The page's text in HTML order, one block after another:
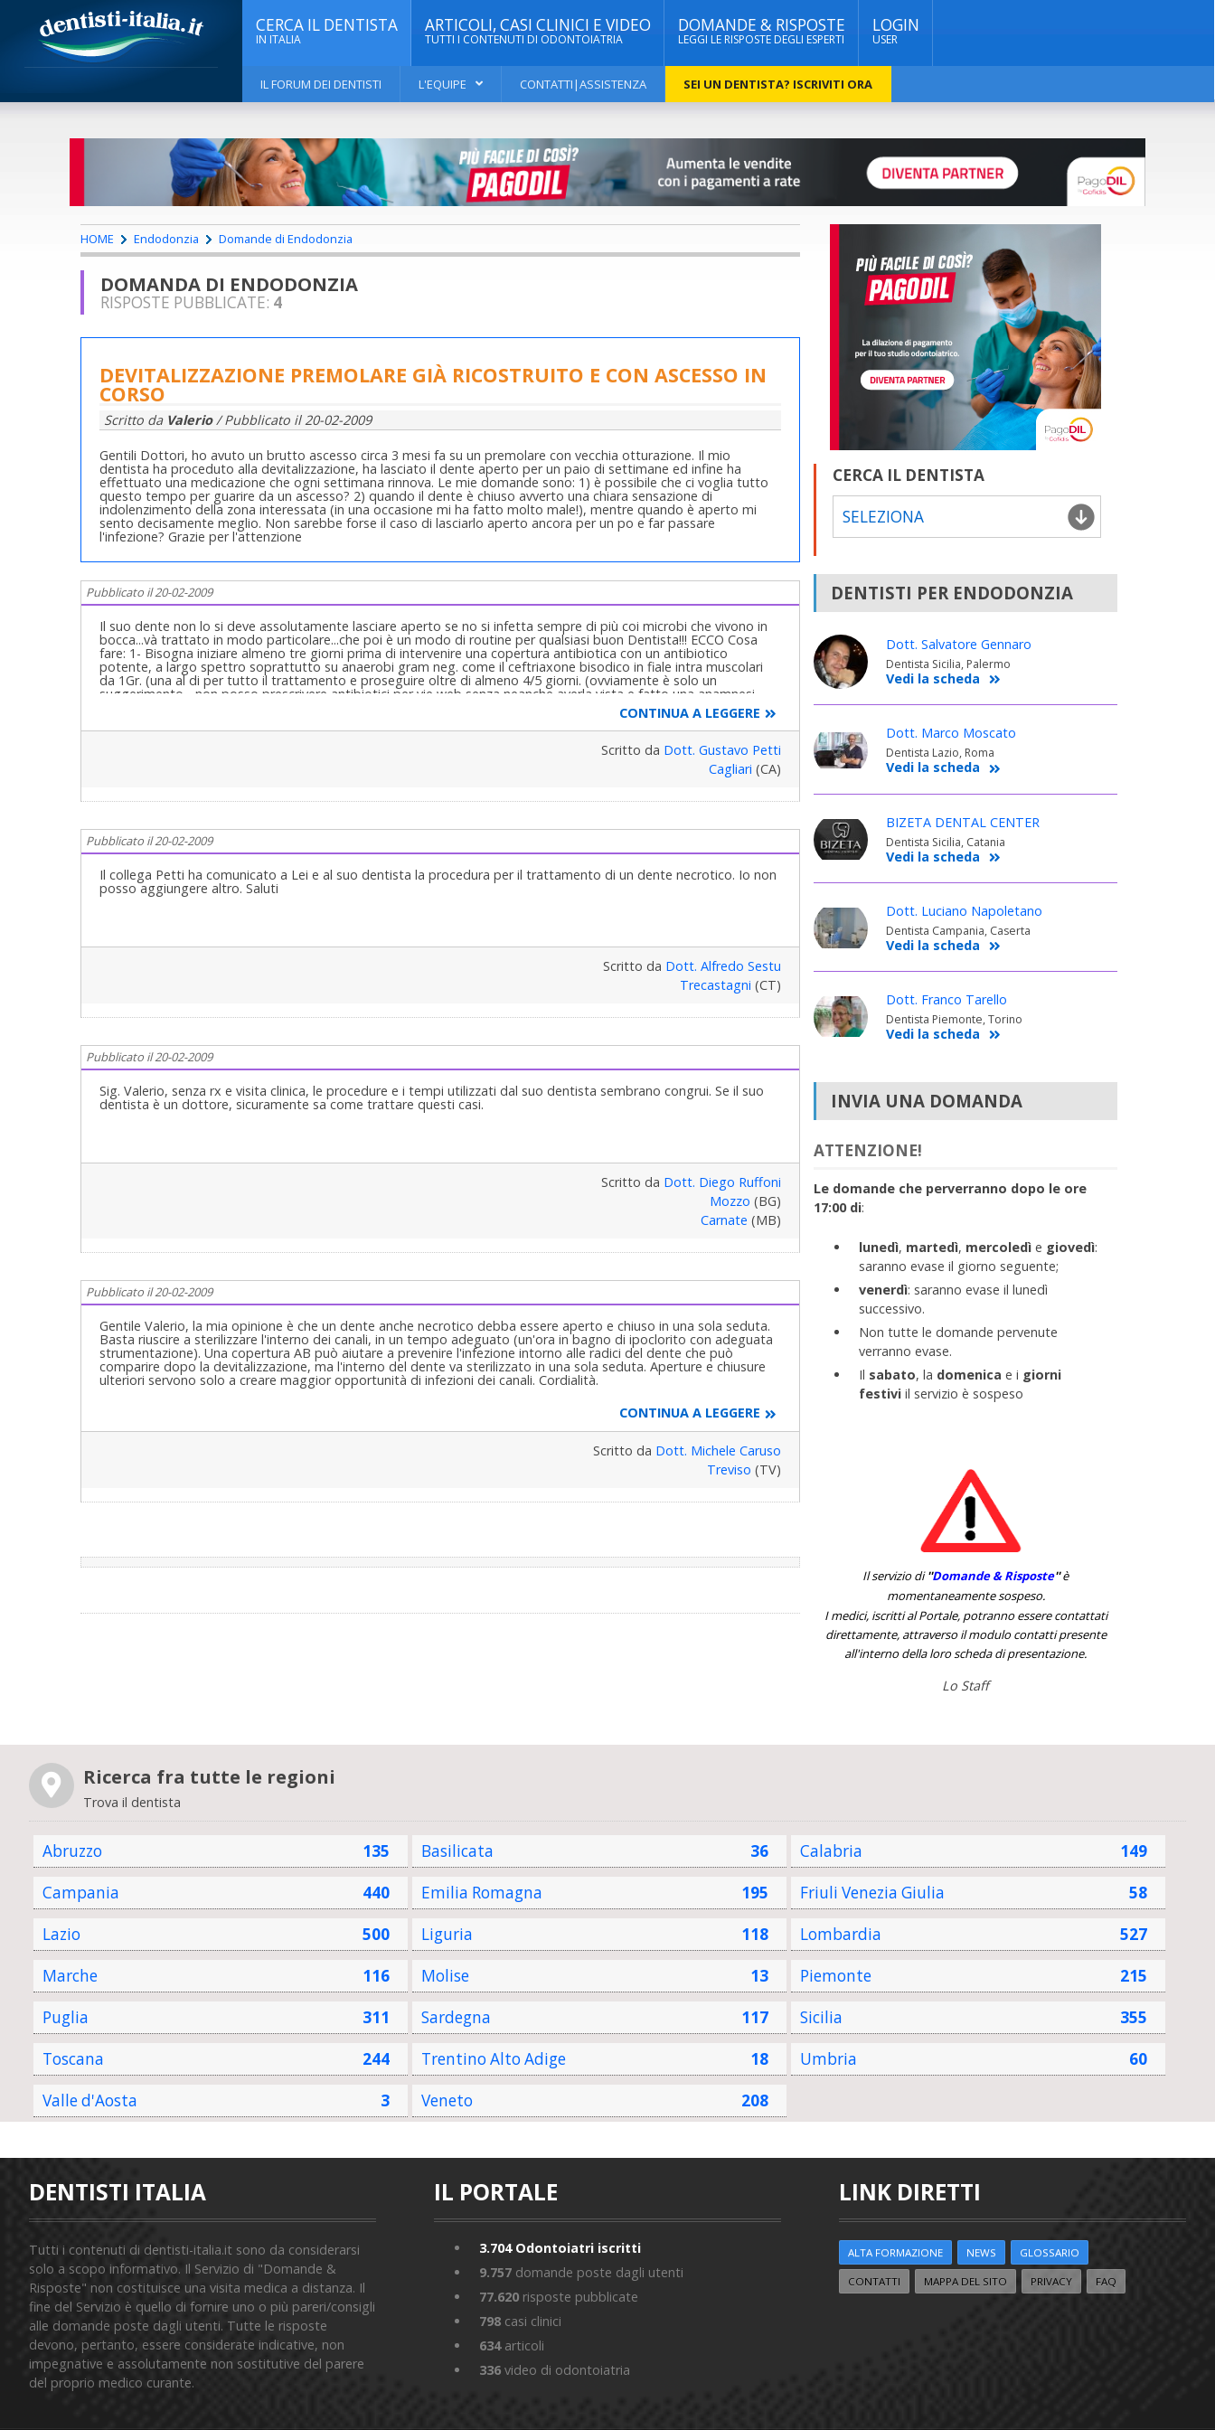
CERCA IL DENTISTA
IN ITALIA
ARTICOLI, CASI CLINICI E VIDEO
TUTTI I CONTENUTI DI ODONTOIATRIA
DOMANDE & RISPOSTE
LEGGI LE RISPOSTE DEGLI ESPERTI
LOGIN
USER
IL FORUM DEI DENTISTI L'EQUIPE CONTATTI|ASSISTENZA SEI UN DENTISTA? ISCRIVITI ORA
HOME Endodonzia Domande di Endodonzia
DOMANDA DI ENDODONZIA
RISPOSTE PUBBLICATE: 4
DEVITALIZZAZIONE PREMOLARE GIÀ RICOSTRUITO E CON ASCESSO IN
CORSO
Scritto da Valerio/ Pubblicato il20-02-2009
Gentili Dottori, ho avuto un brutto ascesso circa 3 mesi fa su un premolare con vecchia otturazione. Il mio
dentista ha proceduto alla devitalizzazione, ha lasciato il dente aperto per un paio di settimane ed infine ha
effettuato una medicazione che ogni settimana rinnova. Le mie domande sono: 1) è possibile che ci voglia tutto
questo tempo per guarire da un ascesso? 2) quando il dente è chiuso avverto una chiara sensazione di
indolenzimento della zona interessata (in una occasione mi ha fatto molto male!), mentre quando è aperto mi
sento decisamente meglio. Non sarebbe forse il caso di lasciarlo aperto ancora per un po e far passare
l'infezione? Grazie per l'attenzione
Pubblicato il 20-02-2009
Il suo dente non lo si deve assolutamente lasciare aperto se no si infetta sempre di più coi microbi che vivono in
bocca...và trattato in modo particolare...che poi è un modo di routine per qualsiasi buon Dentista!!! ECCO Cosa
fare: 1- Bisogna iniziare almeno tre giorni prima di intervenire una copertura antibiotica con un antibiotico
potente, a largo spettro soprattutto su anaerobi gram neg. come il ceftriaxone bisodico in fiale intra muscolari
da 1Gr. (una al di per tutto il trattamento e proseguire oltre di almeno 4/5 giorni. (ovviamente è solo un
suggerimento ...non posso prescrivere antibiotici per vie web senza neanche averla vista e fatto una anamnesi
accurata...lo farà il suo medico che la prenderà in cura)!!!!Faccia la prima seduta un lunedì...la seconda un Venerdì e
la terza di chiusura dei canali il Lunedì sucessivo...in modo da assumere, partendo da tre giorni prima e
terminando 4/5 giorni dopo, in tutto 14/15 Fiale da 1 Gr. (una al dì) 2- procedere alla strumentazione accurata con
lavaggi (sotto diga ovviamente) di ipoclorito neutralizzato poi da acqua ossigenata e lavaggi soprattutto prima
della chiusura provvisoria a fine seduta con prima Clorofenolocanforato, poi con lo stesso antibiotico lasciato
dentro il canale. Si chiudono poi i denti alla fine di ogni seduta con membrana osmotica per impedire la
sopravvssuti dentro che causerebbe pressione e quindi dolore! E qui finisce la prima seduta! 3- Nella seconda
e si chiude sempre con membrana osmotica... 4-infine in terza seduta si chiude il dente... Cordialmente
CONTINUA A LEGGERE
Scritto da Dott. Gustavo Petti
Cagliari (CA)
Pubblicato il 20-02-2009
Il collega Petti ha comunicato a Lei e al suo dentista la procedura per il trattamento di un dente necrotico. Io non
posso aggiungere altro. Saluti
Scritto da Dott. Alfredo Sestu
Trecastagni (CT)
Pubblicato il 20-02-2009
Sig. Valerio, senza rx e visita clinica, le procedure e i tempi utilizzati dal suo dentista sembrano congrui. Se il suo
dentista è un dottore, sicuramente sa come trattare questi casi.
Scritto da Dott. Diego Ruffoni
Mozzo (BG)
Carnate (MB)
Pubblicato il 20-02-2009
Gentile Valerio, la mia opinione è che un dente anche necrotico debba essere aperto e chiuso in una sola seduta.
Basta riuscire a sterilizzare l'interno dei canali, in un tempo adeguato (un'ora in bagno di ipoclorito con adeguata
strumentazione). Una copertura AB può aiutare a prevenire l'infezione intorno alle radici del dente che può
comparire dopo la devitalizzazione, ma l'interno del dente va sterilizzato in una sola seduta. Aperture e chiusure
ulteriori servono solo a creare maggior opportunità di infezioni dei canali. Cordialità.
CONTINUA A LEGGERE
Scritto da Dott. Michele Caruso
Treviso (TV)
CERCA IL DENTISTA
SELEZIONA
DENTISTI PER ENDODONZIA
Dott. Salvatore Gennaro
Dentista Sicilia, Palermo
Vedi la scheda
Dott. Marco Moscato
Dentista Lazio, Roma
Vedi la scheda
BIZETA DENTAL CENTER
Dentista Sicilia, Catania
Vedi la scheda
Dott. Luciano Napoletano
Dentista Campania, Caserta
Vedi la scheda
Dott. Franco Tarello
Dentista Piemonte, Torino
Vedi la scheda
INVIA UNA DOMANDA
ATTENZIONE!
Le domande che perverranno dopo le ore
17:00 di:
lunedì, martedì, mercoledì e giovedì:
saranno evase il giorno seguente;
venerdì: saranno evase il lunedì
successivo.
Non tutte le domande pervenute
verranno evase.
Il sabato, la domenica e i giorni
festiviil servizio è sospeso
Il servizio di''Domande & Risposte''è
momentaneamente sospeso.
I medici, iscritti al Portale, potranno essere contattati
direttamente, attraverso il modulo contatti presente
all'interno della loro scheda di presentazione.
Lo Staff
Ricerca fra tutte le regioni
Trova il dentista
Abruzzo 135 Basilicata 36 Calabria
149
Campania
440 Emilia Romagna 195 Friuli Venezia Giulia
58
Lazio
500 Liguria 118 Lombardia
527
Marche
116 Molise 13 Piemonte
215
Puglia
311 Sardegna 117 Sicilia
355
Toscana
244 Trentino Alto Adige 18 Umbria
60
Valle d'Aosta
3 Veneto 208
DENTISTI ITALIA
Tutti i contenuti di dentisti-italia.it sono da considerarsi
solo a scopo informativo. Il Servizio di "Domande &
Risposte" non costituisce una visita medica a distanza. Il
fine del Servizio è quello di fornire uno o più pareri/consigli
alle domande poste dagli utenti. Tutte le risposte
devono, pertanto, essere considerate indicative, non
impegnative e assolutamente non sostitutive del parere
del proprio medico curante.
IL PORTALE
3.704Odontoiatri iscritti
9.757 domande poste dagli utenti
77.620 risposte pubblicate
798 casi clinici
634articoli
336 video di odontoiatria
LINK DIRETTI
ALTA FORMAZIONE NEWS GLOSSARIO
CONTATTI MAPPA DEL SITO PRIVACY FAQ